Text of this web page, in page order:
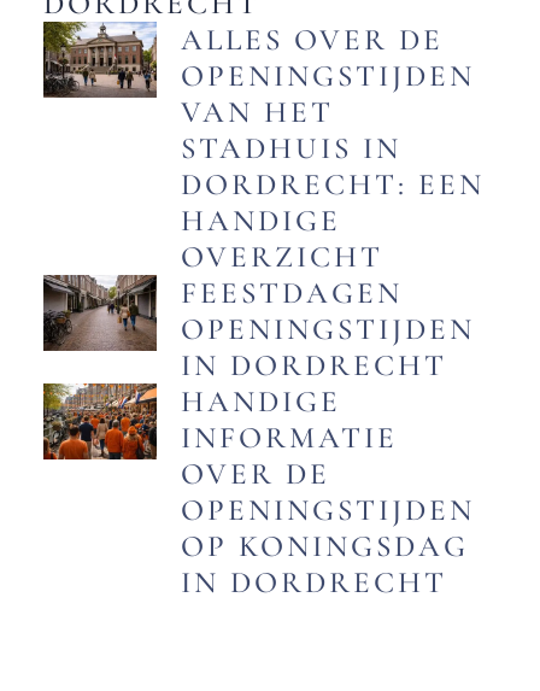
ALLES OVER DE
OPENINGSTIJDEN
VAN HET
STADHUIS IN
DORDRECHT: EEN
HANDIGE
OVERZICHT
FEESTDAGEN
OPENINGSTIJDEN
IN DORDRECHT
HANDIGE
INFORMATIE
OVER DE
OPENINGSTIJDEN
OP KONINGSDAG
IN DORDRECHT